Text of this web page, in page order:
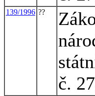
139/1996 ??
č.